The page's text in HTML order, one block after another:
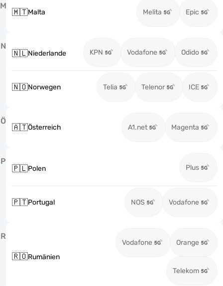
M
🇲🇹Malta Melita Epic
N
🇳🇱Niederlande KPN Vodafone Odido
🇳🇴Norwegen Telia Telenor ICE
Ö
🇦🇹Österreich A1.net Magenta
P
🇵🇱Polen Plus
🇵🇹Portugal NOS Vodafone
R
🇷🇴Rumänien
Vodafone Orange
Telekom